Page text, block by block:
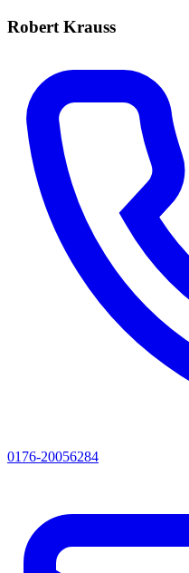
Robert Krauss
0176-20056284